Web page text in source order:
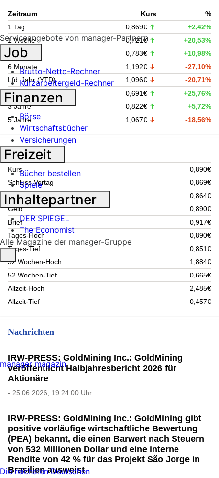
Zeitraum Kurs
%
1 Tag
0,869€
+2,42%
1 Woche
0,721€
+20,53%
1 Monat
0,783€
+10,98%
6 Monate
1,192€
-27,10%
Lfd. Jahr (YTD)
1,096€
-20,71%
1 Jahr
0,691€
+25,76%
3 Jahre
0,822€
+5,72%
5 Jahre
1,067€ -18,56%
Kursdaten
Kurs
0,890€
Schluss Vortag
0,869€
Eröffnung
0,864€
Geld
0,890€
Brief
0,917€
Tages-Hoch
0,890€
Tages-Tief
0,851€
52 Wochen-Hoch
1,884€
52 Wochen-Tief
0,665€
Allzeit-Hoch
2,485€
Allzeit-Tief
0,457€
Nachrichten
IRW-PRESS: GoldMining Inc.: GoldMining
veröffentlicht Halbjahresbericht 2026 für
Aktionäre
- 25.06.2026, 19:24:00 Uhr
IRW-PRESS: GoldMining Inc.: GoldMining gibt
positive vorläufige wirtschaftliche Bewertung
(PEA) bekannt, die einen Barwert nach Steuern
von 532 Millionen Dollar und eine interne
Rendite von 42 % für das Projekt São Jorge in
Brasilien ausweist
Serviceangebote von manager-Partnern
Job
Brutto-Netto-Rechner
Kurzarbeitergeld-Rechner
Finanzen
Börse
Wirtschaftsbücher
Versicherungen
Freizeit
Bücher bestellen
Spiele
Inhaltepartner
DER SPIEGEL
The Economist
Alle Magazine der manager-Gruppe
manager magazin
Die reichsten Deutschen